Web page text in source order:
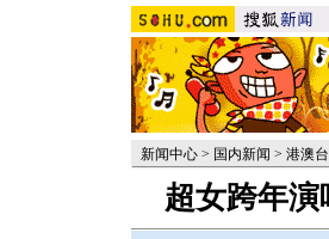
新闻中心 > 国内新闻 > 港澳
超女跨年